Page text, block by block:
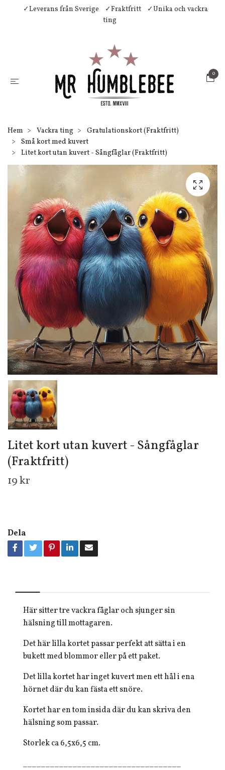
✓Leverans från Sverige ✓Fraktfritt
✓Unika och vackra
ting
0
Hem Vackra ting
Gratulationskort (Fraktfritt)
Små kort med kuvert
Litet kort utan kuvert - Sångfåglar (Fraktfritt)
Litet kort utan kuvert - Sångfåglar
(Fraktfritt)
19 kr
Dela
Här sitter tre vackra fåglar och sjunger sin
hälsning till mottagaren.
Det här lilla kortet passar perfekt att sätta i en
bukett med blommor eller på ett paket.
Det lilla kortet har inget kuvert men ett hål i ena
hörnet där du kan fästa ett snöre.
Kortet har en tom insida där du kan skriva den
hälsning som passar.
Storlek ca 6,5x6,5 cm.
___________________________________